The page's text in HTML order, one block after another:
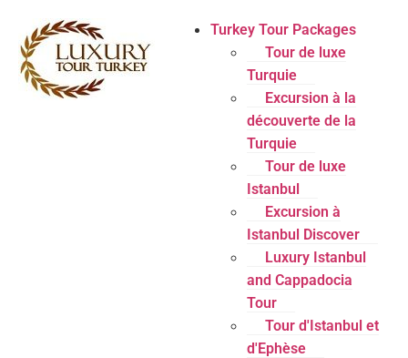
Turkey Tour Packages
Tour de luxe
Turquie
Excursion à la
découverte de la
Turquie
Tour de luxe
Istanbul
Excursion à
Istanbul Discover
Luxury Istanbul
and Cappadocia
Tour
Tour d'Istanbul et
d'Ephèse